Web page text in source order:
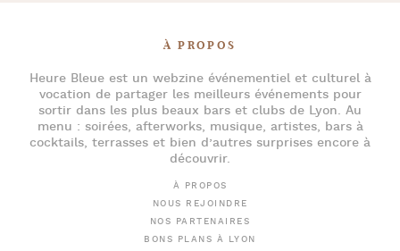
À PROPOS
Heure Bleueest un webzine événementiel et culturel à
vocation de partager les meilleurs événements pour
sortir dans les plus beaux bars et clubs de Lyon. Au
menu : soirées, afterworks, musique, artistes, bars à
cocktails, terrasses et bien d’autres surprises encore à
découvrir.
À PROPOS
NOUS REJOINDRE
NOS PARTENAIRES
BONS PLANS À LYON